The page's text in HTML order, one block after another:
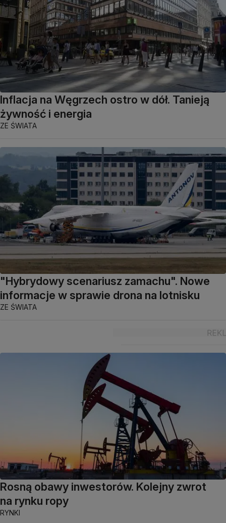
Inflacja na Węgrzech ostro w dół. Tanieją
żywność i energia
ZE ŚWIATA
"Hybrydowy scenariusz zamachu". Nowe
informacje w sprawie drona na lotnisku
ZE ŚWIATA
Rosną obawy inwestorów. Kolejny zwrot
na rynku ropy
RYNKI